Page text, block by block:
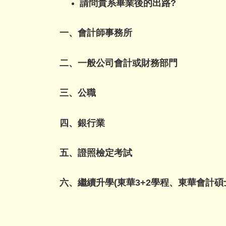
請問貴系畢業後的出路?
一、會計師事務所
二、一般公司會計或財務部門
三、公職
四、銀行業
五、證照檢定考試
六、繼續升學(東華3+2學程、東華會計碩